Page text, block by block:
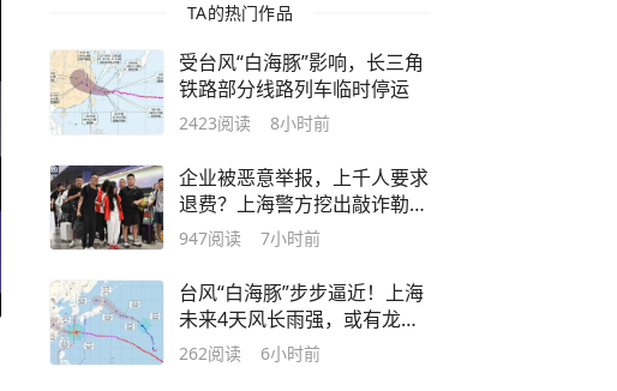
TA的热门作品
受台风“白海豚”影响，长三角
铁路部分线路列车临时停运
2423阅读 8小时前
企业被恶意举报，上千人要求
退费？上海警方挖出敲诈勒索
犯罪团伙
947阅读 7小时前
台风“白海豚”步步逼近！上海
未来4天风长雨强，或有龙卷
风出现
262阅读 6小时前